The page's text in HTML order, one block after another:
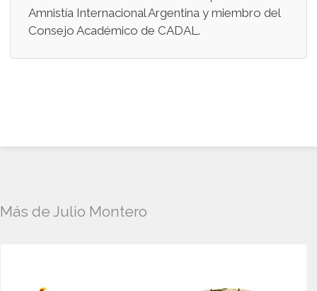
Amnistía Internacional Argentina y miembro del
Consejo Académico de CADAL.
Más de Julio Montero